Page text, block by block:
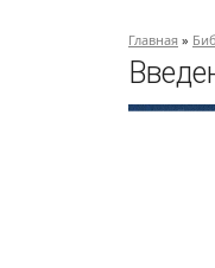
Главная »